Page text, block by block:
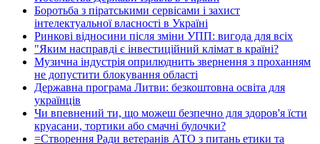
Боротьба з піратськими сервісами і захист
інтелектуальної власності в Україні
Ринкові відносини після зміни УПП: вигода для всіх
"Яким насправді є інвестиційний клімат в країні?
Музична індустрія оприлюднить звернення з проханням
не допустити блокування області
Державна програма Литви: безкоштовна освіта для
українців
Чи впевнений ти, що можеш безпечно для здоров'я їсти
круасани, тортики або смачні булочки?
=Створення Ради ветеранів АТО з питань етики та